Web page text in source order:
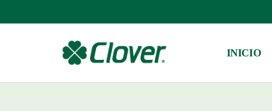
INICIO